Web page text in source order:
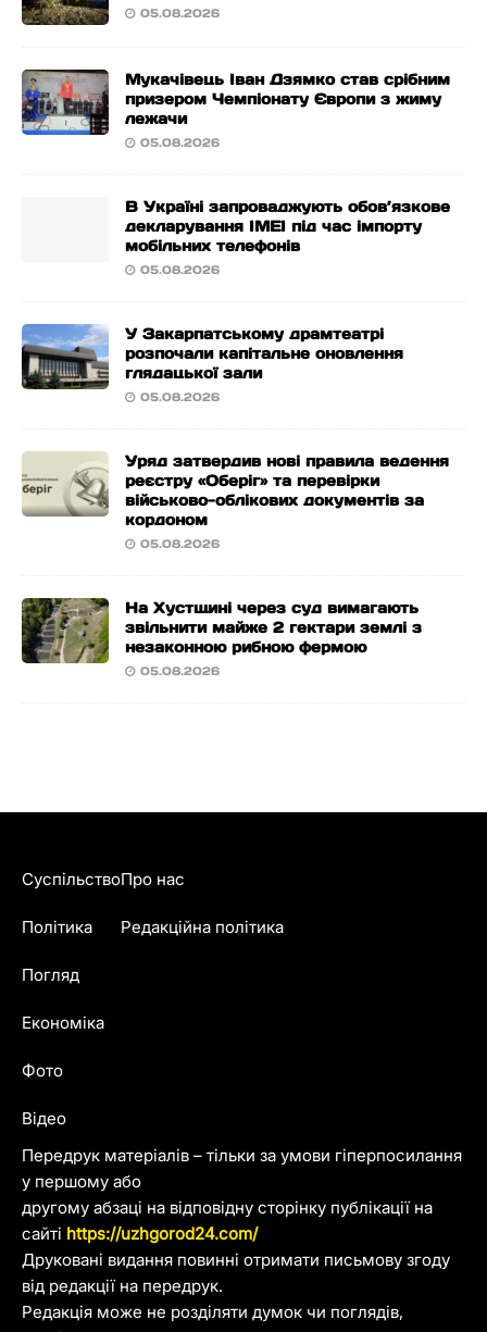
05.08.2026
Мукачівець Іван Дзямко став срібним
призером Чемпіонату Європи з жиму
лежачи
05.08.2026
В Україні запроваджують обов’язкове
декларування IMEI під час імпорту
мобільних телефонів
05.08.2026
У Закарпатському драмтеатрі
розпочали капітальне оновлення
глядацької зали
05.08.2026
Уряд затвердив нові правила ведення
реєстру «Оберіг» та перевірки
військово-облікових документів за
кордоном
05.08.2026
На Хустщині через суд вимагають
звільнити майже 2 гектари землі з
незаконною рибною фермою
05.08.2026
Передрук матеріалів – тільки за умови гіперпосилання
у першому або
другому абзаці на відповідну сторінку публікації на
сайті https://uzhgorod24.com/
Друковані видання повинні отримати письмову згоду
від редакції на передрук.
Редакція може не розділяти думок чи поглядів,
Суспільство
Політика
Погляд
Економіка
Фото
Відео
Про нас
Редакційна політика